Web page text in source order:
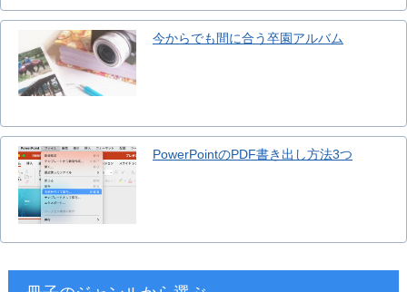
今からでも間に合う卒園アルバム
PowerPointのPDF書き出し方法3つ